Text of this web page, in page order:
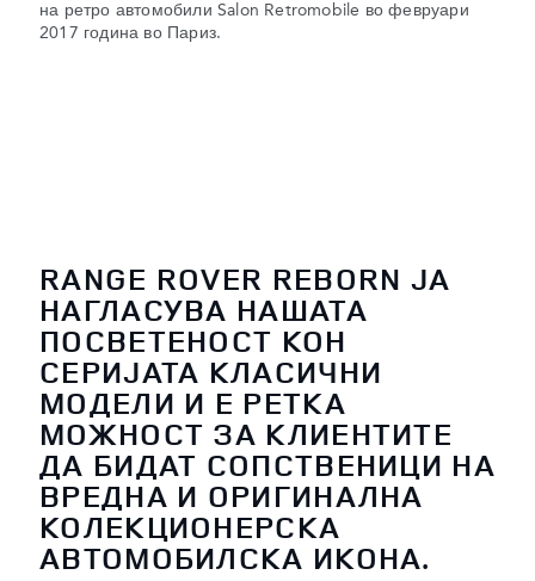
на ретро автомобили Salon Retromobile во февруари
2017 година во Париз.
RANGE ROVER REBORN ЈА
НАГЛАСУВА НАШАТА
ПОСВЕТЕНОСТ КОН
СЕРИЈАТА КЛАСИЧНИ
МОДЕЛИ И Е РЕТКА
МОЖНОСТ ЗА КЛИЕНТИТЕ
ДА БИДАТ СОПСТВЕНИЦИ НА
ВРЕДНА И ОРИГИНАЛНА
КОЛЕКЦИОНЕРСКА
АВТОМОБИЛСКА ИКОНА.